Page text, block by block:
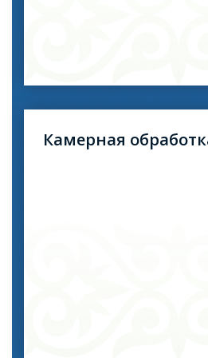
Камернаяпрофессиональное
дезинсекция одежды,